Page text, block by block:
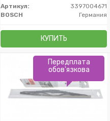
Артикул:
3397004671
BOSCH
Германия
КУПИТЬ
Передплата
обов'язкова